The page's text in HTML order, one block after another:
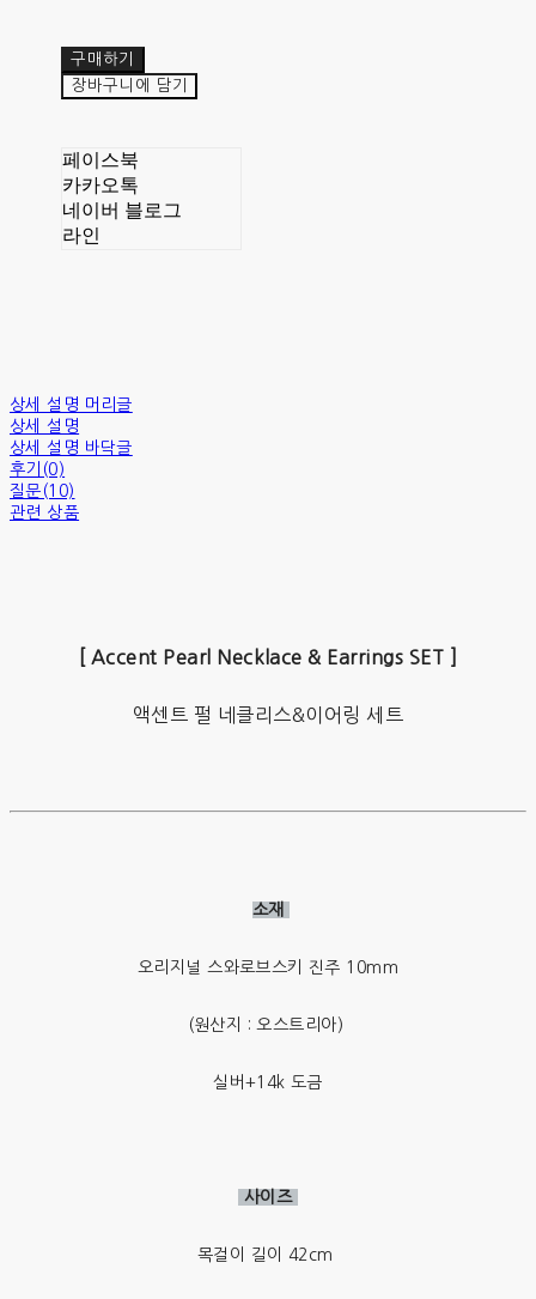
구매하기
장바구니에 담기
페이스북
카카오톡
네이버 블로그
라인
상세 설명 머리글
상세 설명
상세 설명 바닥글
후기(0)
질문(10)
관련 상품
[ Accent Pearl Necklace & Earrings SET ]
액센트 펄 네클리스&이어링 세트
소재
오리지널 스와로브스키 진주 10mm
(원산지 : 오스트리아)
실버+14k 도금
사이즈
목걸이 길이 42cm